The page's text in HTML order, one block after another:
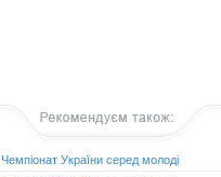
Чемпіонат України серед молоді